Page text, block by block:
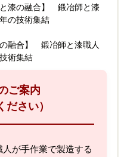
漆の融合】 鍛冶師と漆
の技術集結
の融合】 鍛冶師と漆職人
術集結
ご案内
ださい）
が手作業で製造する